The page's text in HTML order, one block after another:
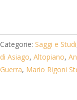
Categorie: Saggi e Studi
di Asiago, Altopiano,
Guerra, Mario Rigoni